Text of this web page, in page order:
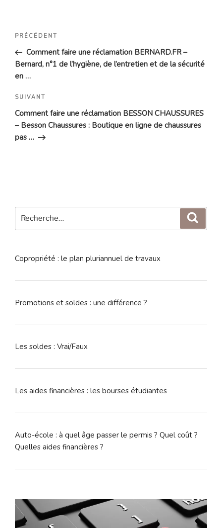
Navigation
l’article
Article
précédent
PRÉCÉDENT
Comment faire une réclamation BERNARD.FR –
Bernard, n°1 de l’hygiène, de l’entretien et de la sécurité
en …
Article
suivant
SUIVANT
Comment faire une réclamation BESSON CHAUSSURES
– Besson Chaussures : Boutique en ligne de chaussures
pas …
pour
Copropriété : le plan pluriannuel de travaux
Promotions et soldes : une différence ?
Les soldes : Vrai/Faux
Les aides financières : les bourses étudiantes
Auto-école : à quel âge passer le permis ? Quel coût ?
Quelles aides financières ?